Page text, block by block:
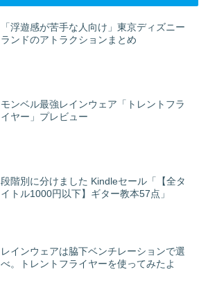
「浮遊感が苦手な人向け」東京ディズニー
ランドのアトラクションまとめ
モンベル最強レインウェア「トレントフラ
イヤー」プレビュー
段階別に分けました Kindleセール「【全タ
イトル1000円以下】ギター教本57点」
レインウェアは脇下ベンチレーションで選
べ。トレントフライヤーを使ってみたよ